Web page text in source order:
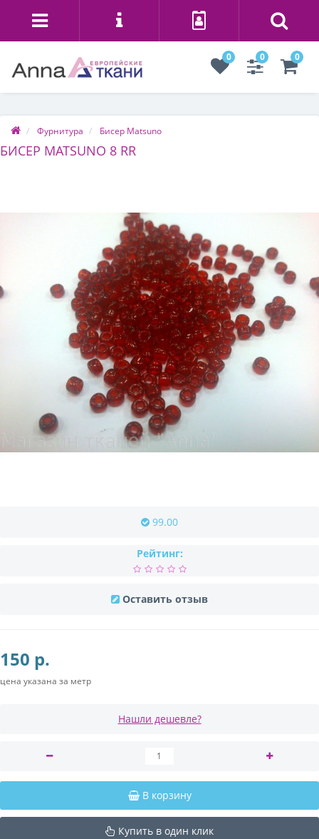
0 0 0
Фурнитура Бисер Matsuno
БИСЕР MATSUNO 8 RR
99.00
Рейтинг:
Оставить отзыв
150 р.
цена указана за метр
Нашли дешевле?
В корзину
Купить в один клик